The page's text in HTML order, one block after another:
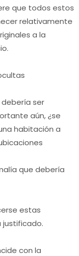
que todos estos
relativamente
a la
ser
aún, ¿se
habitación a
que debería
estas
justificado.
con la